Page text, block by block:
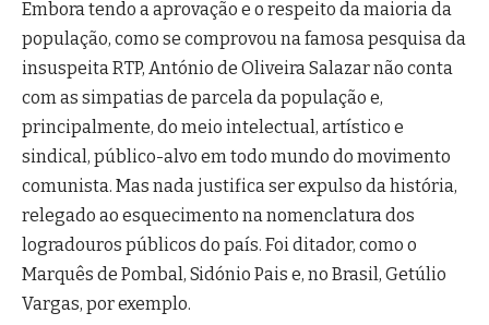
Embora tendo a aprovação e o respeito da maioria da
população, como se comprovou na famosa pesquisa da
insuspeita RTP, António de Oliveira Salazar não conta
com as simpatias de parcela da população e,
principalmente, do meio intelectual, artístico e
sindical, público-alvo em todo mundo do movimento
comunista. Mas nada justifica ser expulso da história,
relegado ao esquecimento na nomenclatura dos
logradouros públicos do país. Foi ditador, como o
Marquês de Pombal, Sidónio Pais e, no Brasil, Getúlio
Vargas, por exemplo.